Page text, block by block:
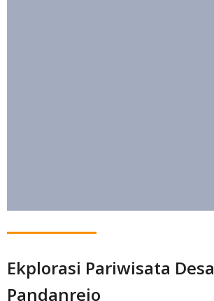
Ekplorasi Pariwisata Desa
Pandanrejo